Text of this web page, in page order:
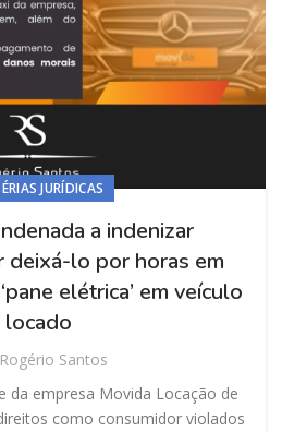
JURÍDICAS
a indenizar
deixá-lo por horas em
elétrica’ em veículo
locado
Rogério Santos
da empresa Movida Locação de
como consumidor violados